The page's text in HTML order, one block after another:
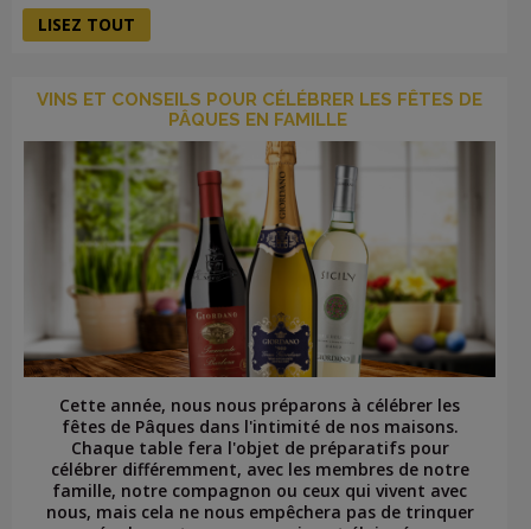
LISEZ TOUT
VINS ET CONSEILS POUR CÉLÉBRER LES FÊTES DE
PÂQUES EN FAMILLE
Cette année, nous nous préparons à célébrer les
fêtes de Pâques dans l'intimité de nos maisons.
Chaque table fera l'objet de préparatifs pour
célébrer différemment, avec les membres de notre
famille, notre compagnon ou ceux qui vivent avec
nous, mais cela ne nous empêchera pas de trinquer